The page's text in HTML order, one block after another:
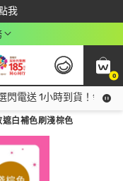
我
0
閃電送 1小時到貨！領神
遮白補色刷淺棕色